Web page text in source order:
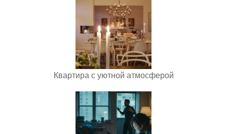
Квартира с уютной атмосферой